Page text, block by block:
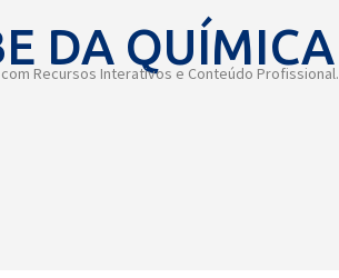
DA QUÍMICA
Recursos Interativos e Conteúdo Profissional.